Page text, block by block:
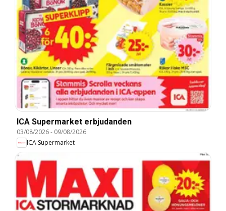
ICA Supermarket erbjudanden
03/08/2026- 09/08/2026
ICA Supermarket